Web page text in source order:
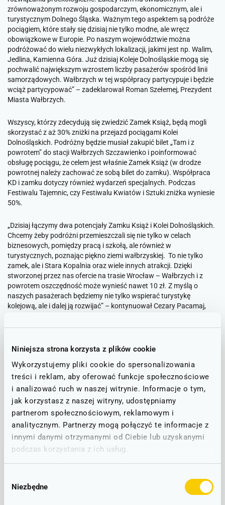
Niniejsza strona korzysta z plików cookie
Wykorzystujemy pliki cookie do spersonalizowania
treści i reklam, aby oferować funkcje społecznościowe
i analizować ruch w naszej witrynie. Informacje o tym,
jak korzystasz z naszej witryny, udostępniamy
partnerom społecznościowym, reklamowym i
analitycznym. Partnerzy mogą połączyć te informacje z
innymi danymi otrzymanymi od Ciebie lub uzyskanymi
podczas korzystania z ich usług.
zgody
Niezbędne
zrównoważonym rozwoju gospodarczym, ekonomicznym, ale i
turystycznym Dolnego Śląska. Ważnym tego aspektem są podróże
pociągiem, które stały się dzisiaj nie tylko modne, ale wręcz
obowiązkowe w Europie. Po naszym województwie można
podróżować do wielu niezwykłych lokalizacji, jakimi jest np. Walim,
Jedlina, Kamienna Góra. Już dzisiaj Koleje Dolnośląskie mogą się
pochwalić największym wzrostem liczby pasażerów spośród linii
samorządowych. Wałbrzych w tej współpracy partycypuje i będzie
wciąż partycypować” – zadeklarował Roman Szełemej, Prezydent
Miasta Wałbrzych.
Wszyscy, którzy zdecydują się zwiedzić Zamek Książ, będą mogli
skorzystać z aż 30% zniżki na przejazd pociągami Kolei
Dolnośląskich. Podróżny będzie musiał zakupić bilet „Tam i z
powrotem” do stacji Wałbrzych Szczawienko i poinformować
obsługę pociągu, że celem jest właśnie Zamek Książ (w drodze
powrotnej należy zachować ze sobą bilet do zamku). Współpraca
KD i zamku dotyczy również wydarzeń specjalnych. Podczas
Festiwalu Tajemnic, czy Festiwalu Kwiatów i Sztuki zniżka wyniesie
50%.
„Dzisiaj łączymy dwa potencjały Zamku Książ i Kolei Dolnośląskich.
Chcemy żeby podróżni przemieszczali się nie tylko w celach
biznesowych, pomiędzy pracą i szkołą, ale również w
turystycznych, poznając piękno ziemi wałbrzyskiej. To nie tylko
zamek, ale i Stara Kopalnia oraz wiele innych atrakcji. Dzięki
stworzonej przez nas ofercie na trasie Wrocław – Wałbrzych i z
powrotem oszczędność może wynieść nawet 10 zł. Z myślą o
naszych pasażerach będziemy nie tylko wspierać turystykę
kolejową, ale i dalej ją rozwijać” – kontynuował Cezary Pacamaj,
zamku, VI Dolnośląskiego Festiwalu Tajemnic, który odbędzie się w
Przedstawicielką wydarzenia była Joanna Lamparska -
dziennikarka, podróżniczka i pisarka, autorka książki pt. “Tajemnice,
zamki, podziemia”. Festiwal został objęty honorowym patronatem
Marszałka Województwa Dolnośląskiego.
Rekordy, które bije Zamek Książ i jego atrakcyjność jeszcze
wzrosną. Turyści chcą dzisiaj odkrywać więcej i przemieszczać się
w sposób ekspresowy, komfortowy i bezpieczny. Naszym celem jest
aby zarówno Dolnoślązacy, jak i turyści z całej Polski mogli
korzystać z piękna naszego województwa. Dolnośląski Festiwal
wyjątkowość naszego terenu. Lokalizacja Dolnego Śląska była
błogosławieństwem i przekleństwem, ziemie znajdujące się na